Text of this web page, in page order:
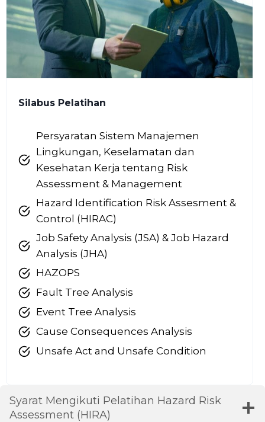
Silabus Pelatihan
Persyaratan Sistem Manajemen
Lingkungan, Keselamatan dan
Kesehatan Kerja tentang Risk
Assessment & Management
Hazard Identification Risk Assesment &
Control (HIRAC)
Job Safety Analysis (JSA) & Job Hazard
Analysis (JHA)
HAZOPS
Fault Tree Analysis
Event Tree Analysis
Cause Consequences Analysis
Unsafe Act and Unsafe Condition
Syarat Mengikuti Pelatihan Hazard Risk
Assessment (HIRA)